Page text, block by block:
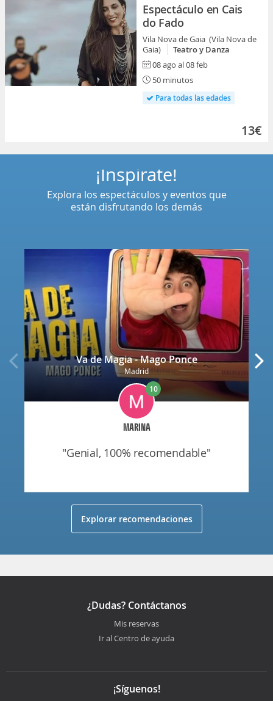
Espectáculo en Cais
do Fado
Vila Nova de Gaia (Vila Nova de
Gaia)
Teatro y Danza
08 ago al 08 feb
50 minutos
Para todas las edades
13€
Va de Magia - Mago Ponce
Madrid
MARINA
10
"genial, 100% recomendable"
¡Inspírate!
Explora los espectáculos y eventos que
están disfrutando los demás
Explorar recomendaciones
¿Dudas? Contáctanos
Mis reservas
Ir al Centro de ayuda
¡Síguenos!